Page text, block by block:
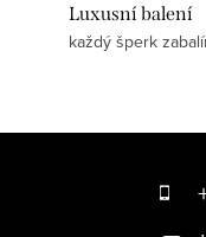
Luxusní balení
každý šperk